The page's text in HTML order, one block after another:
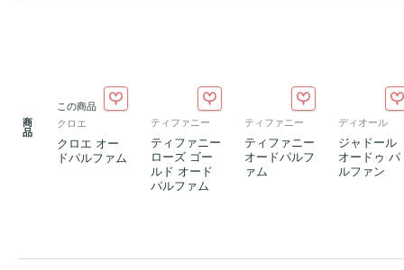
商
品
この商品
クロエ
クロエ オー
ドパルファム
ティファニー
ティファニー
ローズ ゴー
ルド オード
パルファム
ティファニー
ティファニー
オードパルフ
ァム
ディオール
ジャドール
オードゥ パ
ルファン